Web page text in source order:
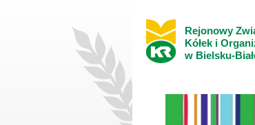
Rejonowy
Kółek i
w Bielsku-